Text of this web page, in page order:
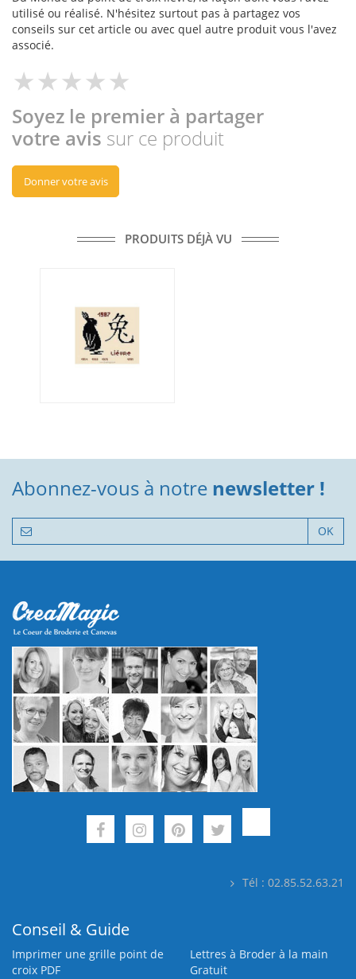
utilisé ou réalisé. N'hésitez surtout pas à partagez vos
conseils sur cet article ou avec quel autre produit vous l'avez
associé.
Soyez le premier à partager
votre avis sur ce produit
Donner votre avis
PRODUITS DÉJÀ VU
Abonnez-vous à notre newsletter !
OK
Tél : 02.85.52.63.21
Conseil & Guide
Imprimer une grille point de
croix PDF
Lettres à Broder à la main
Gratuit